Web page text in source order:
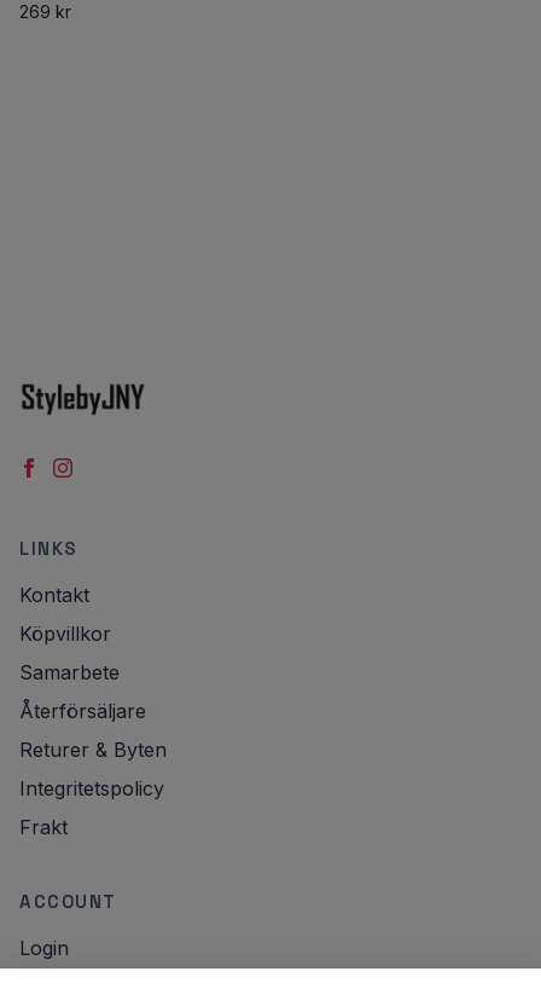
269 kr
LINKS
Kontakt
Köpvillkor
Samarbete
Återförsäljare
Returer & Byten
Integritetspolicy
Frakt
ACCOUNT
Login